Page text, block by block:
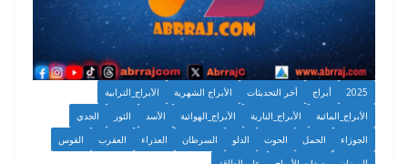
2025 أبراج أخر التحديثات الأبراج الشهرية
الأبراج_الترابية
الأبراج_المائية
الأبراج_النارية الأبراج_الهوائية الأسد الثور
الجدي
الجوزاء
الحمل الحوت الدلو السرطان العذراء العقرب
القوس